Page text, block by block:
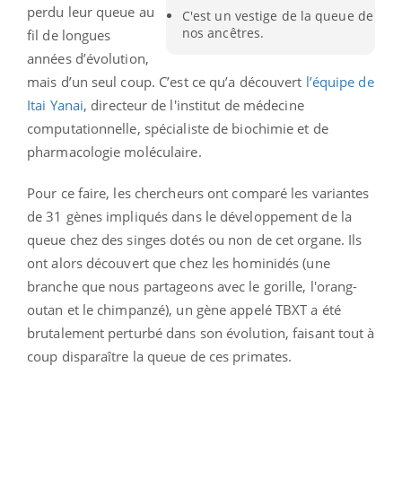
C'est un vestige de la queue de
nos ancêtres.
perdu leur queue au
fil de longues
années d’évolution,
mais d’un seul coup. C’est ce qu’a découvert l’équipe de
Itai Yanai, directeur de l'institut de médecine
computationnelle, spécialiste de biochimie et de
pharmacologie moléculaire.
Pour ce faire, les chercheurs ont comparé les variantes
de 31 gènes impliqués dans le développement de la
queue chez des singes dotés ou non de cet organe. Ils
ont alors découvert que chez les hominidés (une
branche que nous partageons avec le gorille, l'orang-
outan et le chimpanzé), un gène appelé TBXT a été
brutalement perturbé dans son évolution, faisant tout à
coup disparaître la queue de ces primates.